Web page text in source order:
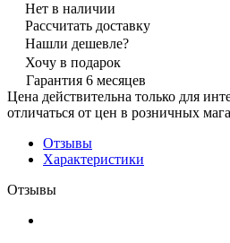
Нет в наличии
Рассчитать доставку
Нашли дешевле?
Хочу в подарок
Гарантия 6 месяцев
Цена действительна только для
отличаться от цен в розничных
Отзывы
Характеристики
Отзывы